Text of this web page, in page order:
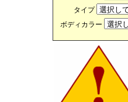
タイプ
ボディカラー